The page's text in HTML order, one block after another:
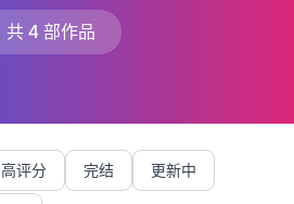
共 4 部作品
高评分 完结 更新中